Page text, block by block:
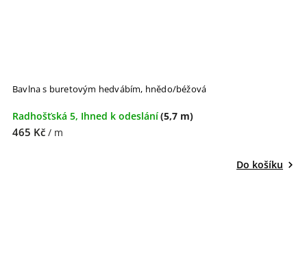
Bavlna s buretovým hedvábím, hnědo/béžová
Radhošťská 5, Ihned k odeslání(5,7 m)
465 Kč / m
Do košíku